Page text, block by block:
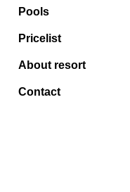
Pools
Pricelist
About resort
Contact